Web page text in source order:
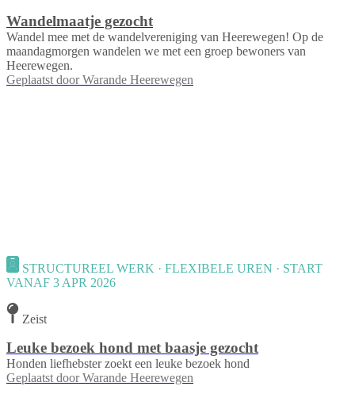
Wandelmaatje gezocht
Wandel mee met de wandelvereniging van Heerewegen! Op de
maandagmorgen wandelen we met een groep bewoners van
Heerewegen.
Geplaatst door Warande Heerewegen
STRUCTUREEL WERK · FLEXIBELE UREN · START
VANAF 3 APR 2026
Zeist
Leuke bezoek hond met baasje gezocht
Honden liefhebster zoekt een leuke bezoek hond
Geplaatst door Warande Heerewegen